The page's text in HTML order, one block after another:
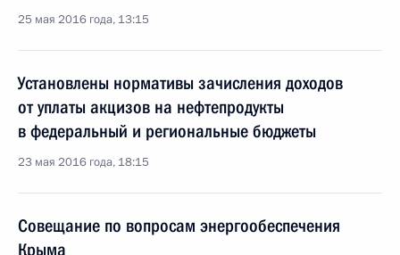
25 мая 2016 года, 13:15
Установлены нормативы зачисления доходов
от уплаты акцизов на нефтепродукты
в федеральный и региональные бюджеты
23 мая 2016 года, 18:15
Совещание по вопросам энергообеспечения
Крыма